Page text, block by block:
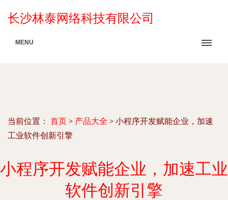
长沙林泰网络科技有限公司
MENU
当前位置： 首页 > 产品大全 > 小程序开发赋能企业，加速
工业软件创新引擎
小程序开发赋能企业，加速工业
软件创新引擎